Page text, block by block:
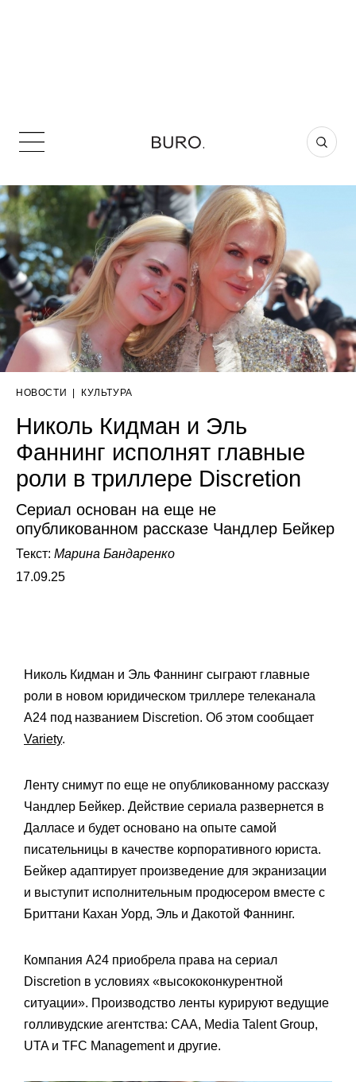
НОВОСТИ КУЛЬТУРА
Николь Кидман и Эль
Фаннинг исполнят главные
роли в триллере Discretion
Сериал основан на еще не
опубликованном рассказе Чандлер Бейкер
Текст: Марина Бандаренко
17.09.25
Николь Кидман и Эль Фаннинг сыграют главные
роли в новом юридическом триллере телеканала
A24 под названием Discretion. Об этом сообщает
Variety.
Ленту снимут по еще не опубликованному рассказу
Чандлер Бейкер. Действие сериала развернется в
Далласе и будет основано на опыте самой
писательницы в качестве корпоративного юриста.
Бейкер адаптирует произведение для экранизации
и выступит исполнительным продюсером вместе с
Бриттани Кахан Уорд, Эль и Дакотой Фаннинг.
Компания A24 приобрела права на сериал
Discretion в условиях «высококонкурентной
ситуации». Производство ленты курируют ведущие
голливудские агентства: CAA, Media Talent Group,
UTA и TFC Management и другие.